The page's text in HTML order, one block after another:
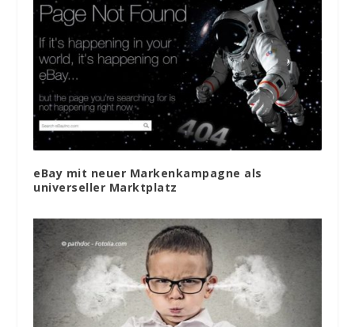
eBay mit neuer Markenkampagne als
universeller Marktplatz